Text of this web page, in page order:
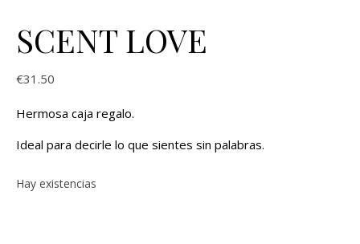
SCENT LOVE
€31.50
Hermosa caja regalo.
Ideal para decirle lo que sientes sin palabras.
Hay existencias